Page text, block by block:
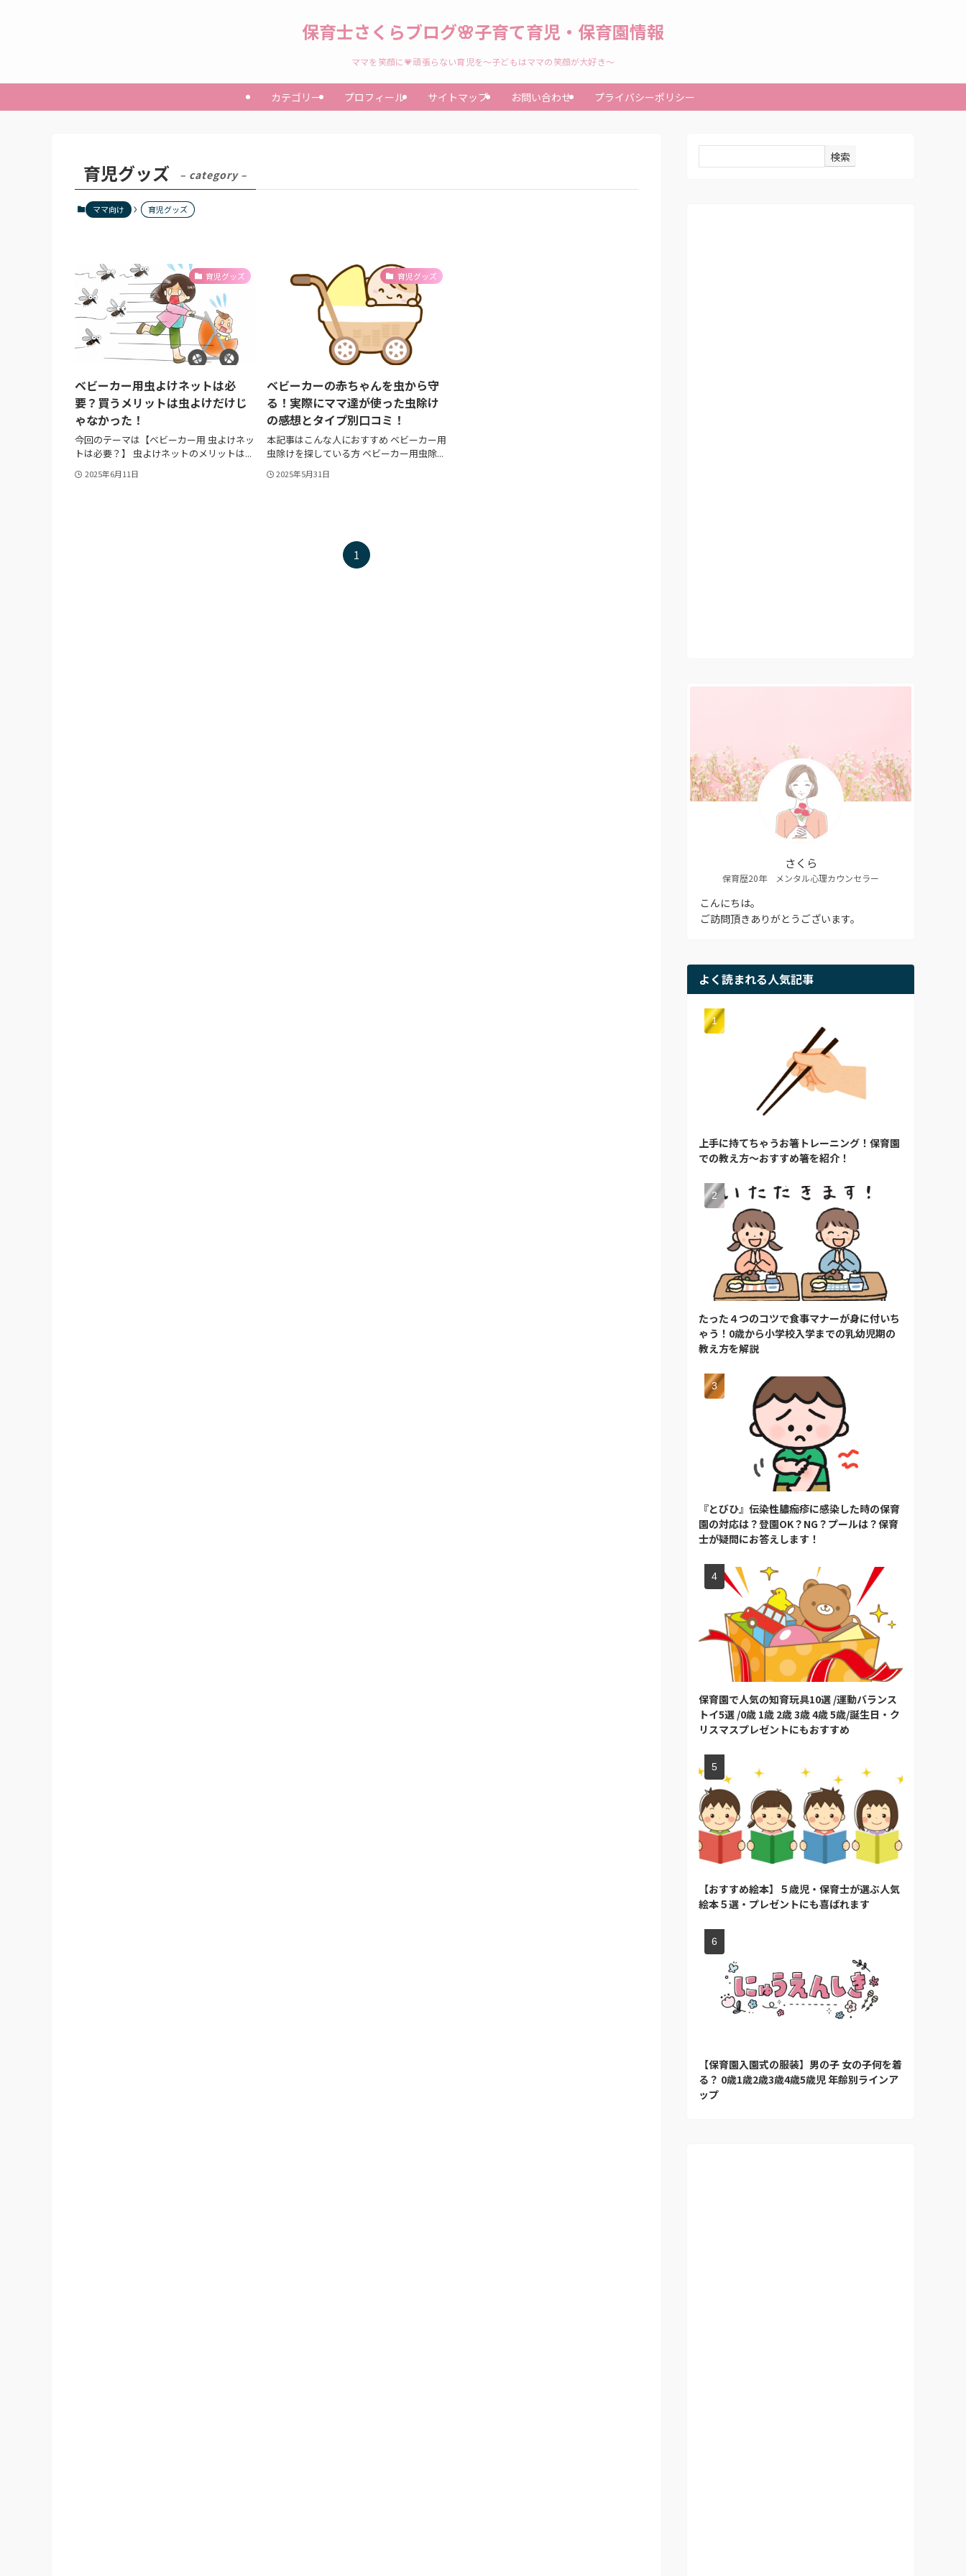
保育士さくらブログ🌸子育て育児・保育園情報
ママを笑顔に💗頑張らない育児を～子どもはママの笑顔が大好き～
カテゴリー プロフィール サイトマップ お問い合わせ プライバシーポリシー
育児グッズ – category –
ママ向け 育児グッズ
育児グッズ
ベビーカー用虫よけネットは必
要？買うメリットは虫よけだけじ
ゃなかった！
今回のテーマは【ベビーカー用 虫よけネッ
トは必要？】 虫よけネットのメリットは...
2025年6月11日
育児グッズ
ベビーカーの赤ちゃんを虫から守
る！実際にママ達が使った虫除け
の感想とタイプ別口コミ！
本記事はこんな人におすすめ ベビーカー用
虫除けを探している方 ベビーカー用虫除...
2025年5月31日
1
検索
さくら
保育歴20年 メンタル心理カウンセラー
こんにちは。
ご訪問頂きありがとうございます。
よく読まれる人気記事
上手に持てちゃうお箸トレーニング！保育園
での教え方～おすすめ箸を紹介！
たった４つのコツで食事マナーが身に付いち
ゃう！0歳から小学校入学までの乳幼児期の
教え方を解説
『とびひ』伝染性膿痂疹に感染した時の保育
園の対応は？登園OK？NG？プールは？保育
士が疑問にお答えします！
保育園で人気の知育玩具10選 /運動バランス
トイ5選 /0歳 1歳 2歳 3歳 4歳 5歳/誕生日・ク
リスマスプレゼントにもおすすめ
【おすすめ絵本】５歳児・保育士が選ぶ人気
絵本５選・プレゼントにも喜ばれます
【保育園入園式の服装】男の子 女の子何を着
る？ 0歳1歳2歳3歳4歳5歳児 年齢別ラインア
ップ